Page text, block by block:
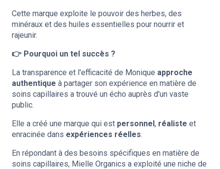
Cette marque exploite le pouvoir des herbes, des
minéraux et des huiles essentielles pour nourrir et
rajeunir.
👉 Pourquoi un tel succès ?
La transparence et l'efficacité de Monique approche
authentique à partager son expérience en matière de
soins capillaires a trouvé un écho auprès d'un vaste
public.
Elle a créé une marque qui est personnel, réaliste et
enracinée dans expériences réelles.
En répondant à des besoins spécifiques en matière de
soins capillaires, Mielle Organics a exploité une niche de